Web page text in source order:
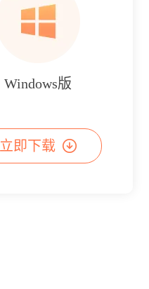
Windows版
立即下载